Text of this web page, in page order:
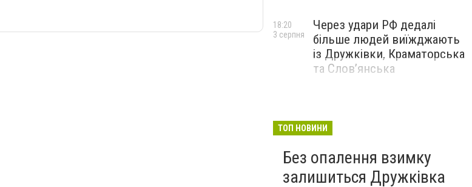
Через удари РФ дедалі
більше людей виїжджають
із Дружківки, Краматорська
та Слов’янська
18:20
3 серпня
ТОП НОВИНИ
Без опалення взимку
залишиться Дружківка